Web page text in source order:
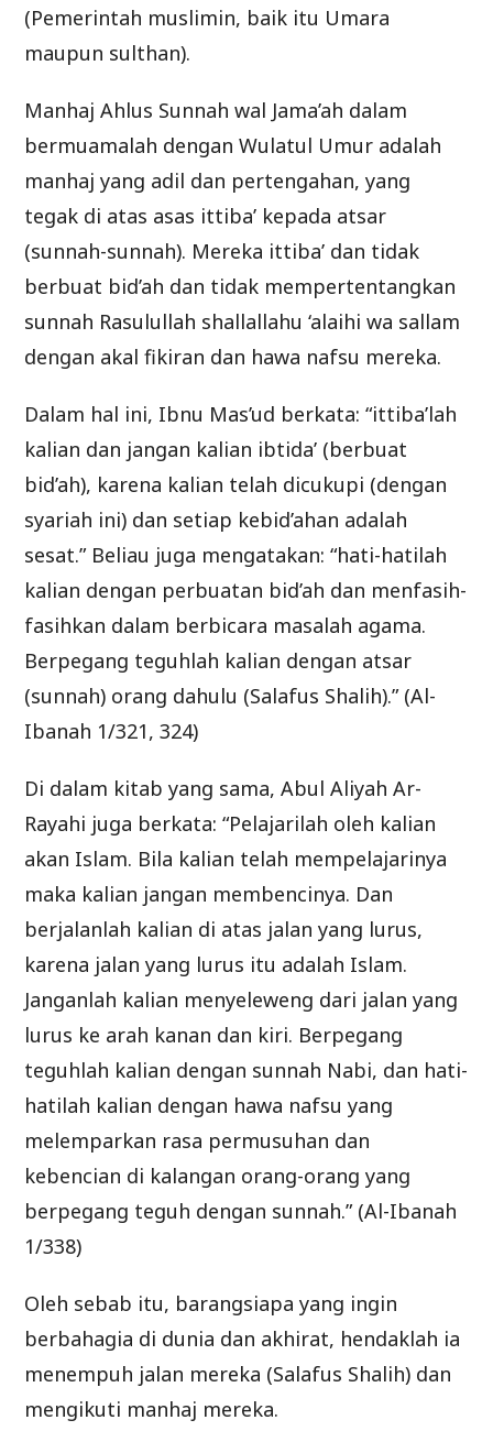
(Pemerintah muslimin, baik itu Umara
maupun sulthan).
Manhaj Ahlus Sunnah wal Jama’ah dalam
bermuamalah dengan Wulatul Umur adalah
manhaj yang adil dan pertengahan, yang
tegak di atas asas ittiba’ kepada atsar
(sunnah-sunnah). Mereka ittiba’ dan tidak
berbuat bid’ah dan tidak mempertentangkan
sunnah Rasulullah shallallahu ‘alaihi wa sallam
dengan akal fikiran dan hawa nafsu mereka.
Dalam hal ini, Ibnu Mas’ud berkata: “ittiba’lah
kalian dan jangan kalian ibtida’ (berbuat
bid’ah), karena kalian telah dicukupi (dengan
syariah ini) dan setiap kebid’ahan adalah
sesat.” Beliau juga mengatakan: “hati-hatilah
kalian dengan perbuatan bid’ah dan menfasih-
fasihkan dalam berbicara masalah agama.
Berpegang teguhlah kalian dengan atsar
(sunnah) orang dahulu (Salafus Shalih).” (Al-
Ibanah 1/321, 324)
Di dalam kitab yang sama, Abul Aliyah Ar-
Rayahi juga berkata: “Pelajarilah oleh kalian
akan Islam. Bila kalian telah mempelajarinya
maka kalian jangan membencinya. Dan
berjalanlah kalian di atas jalan yang lurus,
karena jalan yang lurus itu adalah Islam.
Janganlah kalian menyeleweng dari jalan yang
lurus ke arah kanan dan kiri. Berpegang
teguhlah kalian dengan sunnah Nabi, dan hati-
hatilah kalian dengan hawa nafsu yang
melemparkan rasa permusuhan dan
kebencian di kalangan orang-orang yang
berpegang teguh dengan sunnah.” (Al-Ibanah
1/338)
Oleh sebab itu, barangsiapa yang ingin
berbahagia di dunia dan akhirat, hendaklah ia
menempuh jalan mereka (Salafus Shalih) dan
mengikuti manhaj mereka.